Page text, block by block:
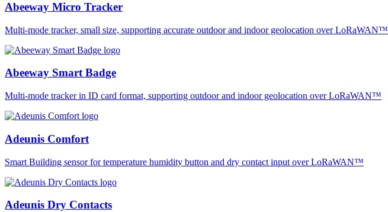
Abeeway Micro Tracker
Multi-mode tracker, small size, supporting accurate outdoor and indoor geolocation over LoRaWAN™
Abeeway Smart Badge
Multi-mode tracker in ID card format, supporting outdoor and indoor geolocation over LoRaWAN™
Adeunis Comfort
Smart Building sensor for temperature humidity button and dry contact input over LoRaWAN™
Adeunis Dry Contacts